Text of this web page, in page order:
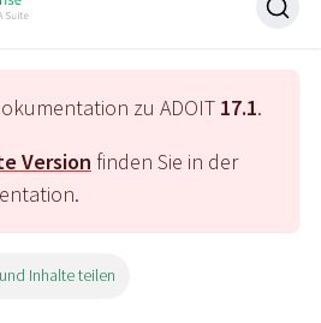
zu ADOIT 17.1.
Version finden Sie in der
Inhalte teilen